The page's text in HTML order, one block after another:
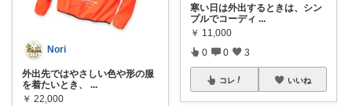
Nori
外出先ではやさしい色や形の服
を着たいとき、
...
￥ 22,000
寒い日は外出するときは、シン
プルでコーディ ...
￥ 11,000
0 0 3
コレ いいね